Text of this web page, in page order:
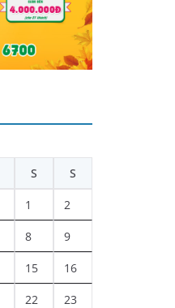
S S
1 2
8 9
15 16
22 23